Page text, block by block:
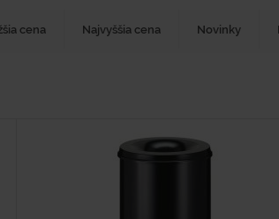
cena Najvyššia cena Novinky